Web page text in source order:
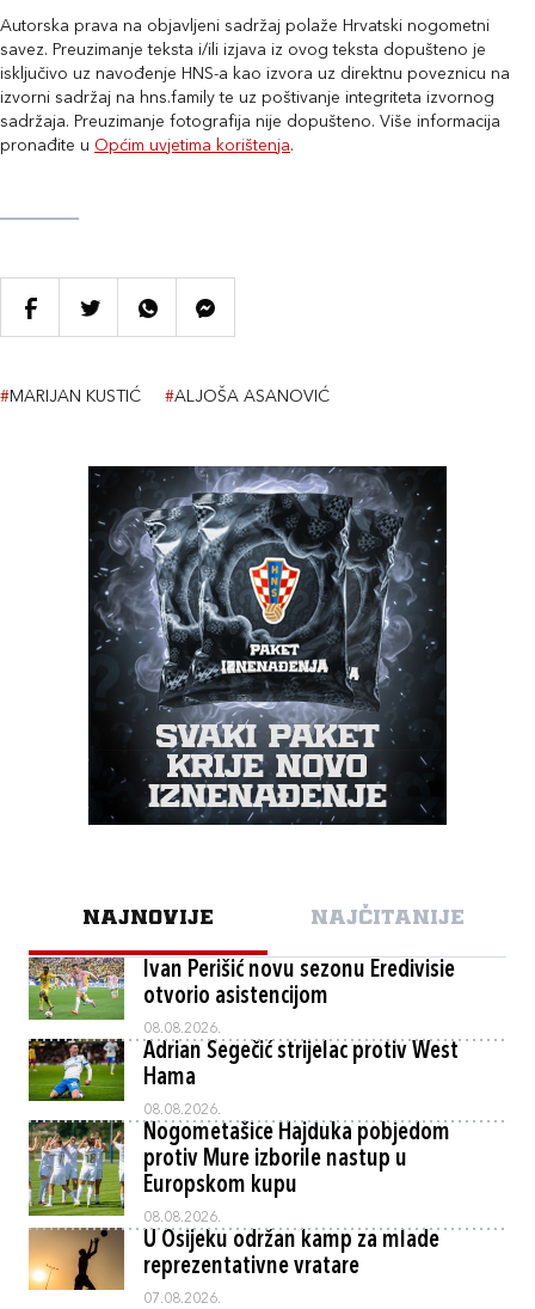
Autorska prava na objavljeni sadržaj polaže Hrvatski nogometni
savez. Preuzimanje teksta i/ili izjava iz ovog teksta dopušteno je
isključivo uz navođenje HNS-a kao izvora uz direktnu poveznicu na
izvorni sadržaj na hns.family te uz poštivanje integriteta izvornog
sadržaja. Preuzimanje fotografija nije dopušteno. Više informacija
pronađite u Općim uvjetima korištenja.
#MARIJAN KUSTIĆ #ALJOŠA ASANOVIĆ
NAJNOVIJE NAJČITANIJE
Ivan Perišić novu sezonu Eredivisie
otvorio asistencijom
08.08.2026.
Adrian Segečić strijelac protiv West
Hama
08.08.2026.
Nogometašice Hajduka pobjedom
protiv Mure izborile nastup u
Europskom kupu
08.08.2026.
U Osijeku održan kamp za mlade
reprezentativne vratare
07.08.2026.